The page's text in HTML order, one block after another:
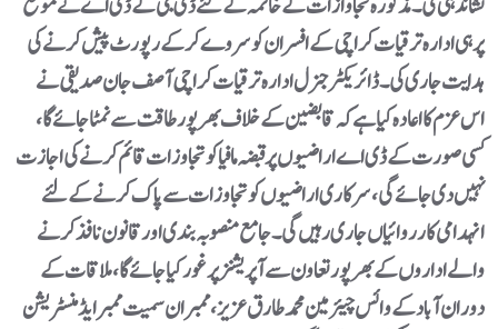
پر ہی ادارہ ترقیات کراچی کے افسران کو سروے کرکے رپورٹ پیش کرنے کی
ہدایت جاری کی۔ڈائریکٹر جنرل ادارہ ترقیات کراچی آصف جان صدیقی نے
اس عزم کا اعادہ کیا ہے کہ قابضین کے خلاف بھرپور طاقت سے نمٹا جائے گا،
کسی صورت کے ڈی اے اراضیوں پر قبضہ مافیا کو تجاوزات قائم کرنے کی اجازت
نہیں دی جائے گی، سرکاری اراضیوں کوتجاوزات سے پاک کرنے کے لئے
انہدامی کارروائیاں جاری رہیں گی۔ جامع منصوبہ بندی اور قانون نافذ کرنے
والے اداروں کے بھرپور تعاون سے آپریشنز پر غور کیا جائے گا، ملاقات کے
دوران آباد کے وائس چیئرمین محمد طارق عزیز، ممبران سمیت ممبر ایڈمنسٹریشن